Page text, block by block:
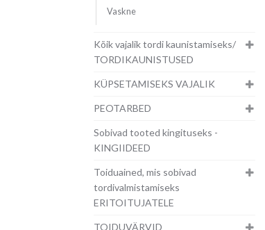
Vaskne
Kõik vajalik tordi kaunistamiseks/
TORDIKAUNISTUSED
KÜPSETAMISEKS VAJALIK
PEOTARBED
Sobivad tooted kingituseks -
KINGIIDEED
Toiduained, mis sobivad
tordivalmistamiseks
ERITOITUJATELE
TOIDUVÄRVID